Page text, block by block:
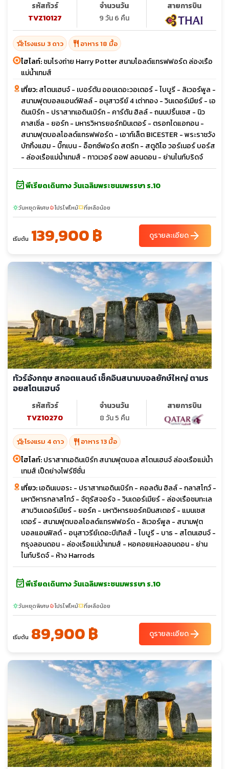
รหัสทัวร์
TVZ10127
จำนวนวัน
9 วัน 6 คืน
สายการบิน
hotel_classโรงแรม 3 ดาว restaurant อาหาร 18 มื้อ
ไฮไลท์:ชมโรงถ่าย Harry Potter สนามโอลด์แทรฟฟอร์ด ล่องเรือ
แม่น้ำเทมส์
เที่ยว:สโตนเฮนจ์ - เบอร์ตัน ออนเดอะวอเตอร์ - ไบบูรี - ลิเวอร์พูล -
สนามฟุตบอลแอนด์ฟิลล์ - อนุสาวรีย์ 4 เต่าทอง - วินเดอร์เมียร์ - เอ
ดินเบิร์ก - ปราสาทเอดินเบิร์ก - คาร์ตัน ฮิลล์ - ถนนปริ้นเซส - นิว
คาสเซิ่ล - ยอร์ก - มหารวิหารยอร์กมินเตอร์ - ตรอกไดแอกอน -
สนามฟุตบอลโอลด์แทรฟฟอร์ด - เอาท์เล็ต BICESTER - พระราชวัง
บักกิ้งแฮม - บิ๊กเบน - อ็อกซ์ฟอร์ด สตรีท - สตูดิโอ วอร์เนอร์ บอร์ส
- ล่องเรือแม่น้ำเทมส์ - ทาวเวอร์ ออฟ ลอนดอน - ย่านไนท์บริดจ์
event_availableพีเรียดเดินทาง วันเฉลิมพระชนมพรรษา ร.10
sunnyวันหยุดพิเศษlocal_fire_departmentโปรไฟไหม้confirmation_numberที่เหลือน้อย
เริ่มต้น 139,900 ฿ ดูรายละเอียดarrow_forward
ทัวร์อังกฤษ สกอตแลนด์ เช็คอินสนามบอลยักษ์ใหญ่ ตามร
อยสโตนเฮนจ์
รหัสทัวร์
TVZ10270
จำนวนวัน
8 วัน 5 คืน
สายการบิน
hotel_classโรงแรม 4 ดาว restaurant อาหาร 13 มื้อ
ไฮไลท์:ปราสาทเอดินเบิร์ก สนามฟุตบอล สโตนเฮนจ์ ล่องเรือแม่น้ำ
เทมส์ เป็ดย่างโฟร์ซีซั่น
เที่ยว:เอดินเบอระ - ปราสาทเอดินเบิร์ก - คอลตัน ฮิลล์ - กลาสโกว์ -
มหาวิหารกลาสโกว์ - จัตุรัสจอร์จ - วินเดอร์เมียร์ - ล่องเรือชมทะเล
สาบวินเดอร์เมียร์ - ยอร์ค - มหาวิหารยอร์คมินสเตอร์ - แมนเชส
เตอร์ - สนามฟุตบอลโอลด์แทรฟฟอร์ด - ลิเวอร์พูล - สนามฟุต
บอลแอนฟิลด์ - อนุสาวรีย์เดอะบีเทิลส์ - ไบบูรี - บาธ - สโตนเฮนจ์ -
กรุงลอนดอน - ล่องเรือแม่น้ำเทมส์ - หอคอยแห่งลอนดอน - ย่าน
ไนท์บริดจ์ - ห้าง Harrods
event_availableพีเรียดเดินทาง วันเฉลิมพระชนมพรรษา ร.10
sunnyวันหยุดพิเศษlocal_fire_departmentโปรไฟไหม้confirmation_numberที่เหลือน้อย
เริ่มต้น 89,900 ฿ ดูรายละเอียดarrow_forward